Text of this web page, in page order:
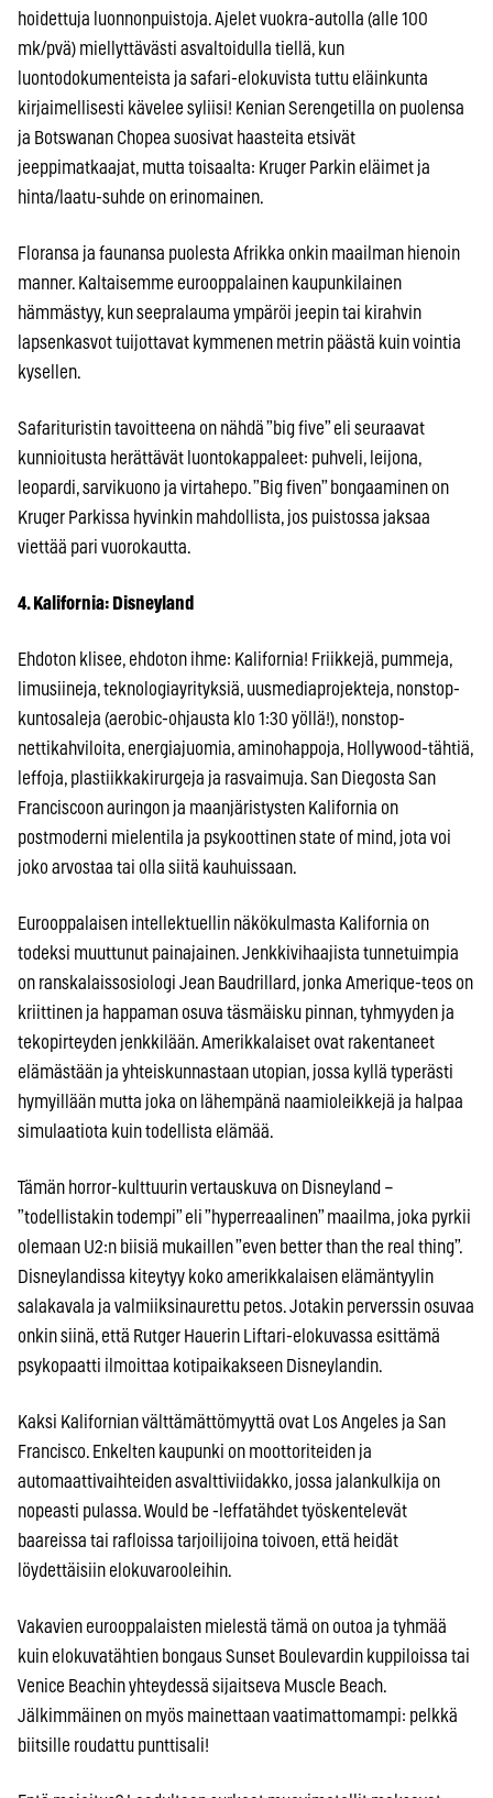
hoidettuja luonnonpuistoja. Ajelet vuokra-autolla (alle 100
mk/pvä) miellyttävästi asvaltoidulla tiellä, kun
luontodokumenteista ja safari-elokuvista tuttu eläinkunta
kirjaimellisesti kävelee syliisi! Kenian Serengetilla on puolensa
ja Botswanan Chopea suosivat haasteita etsivät
jeeppimatkaajat, mutta toisaalta: Kruger Parkin eläimet ja
hinta/laatu-suhde on erinomainen.
Floransa ja faunansa puolesta Afrikka onkin maailman hienoin
manner. Kaltaisemme eurooppalainen kaupunkilainen
hämmästyy, kun seepralauma ympäröi jeepin tai kirahvin
lapsenkasvot tuijottavat kymmenen metrin päästä kuin vointia
kysellen.
Safarituristin tavoitteena on nähdä ”big five” eli seuraavat
kunnioitusta herättävät luontokappaleet: puhveli, leijona,
leopardi, sarvikuono ja virtahepo. ”Big fiven” bongaaminen on
Kruger Parkissa hyvinkin mahdollista, jos puistossa jaksaa
viettää pari vuorokautta.
4. Kalifornia: Disneyland
Ehdoton klisee, ehdoton ihme: Kalifornia! Friikkejä, pummeja,
limusiineja, teknologiayrityksiä, uusmediaprojekteja, nonstop-
kuntosaleja (aerobic-ohjausta klo 1:30 yöllä!), nonstop-
nettikahviloita, energiajuomia, aminohappoja, Hollywood-tähtiä,
leffoja, plastiikkakirurgeja ja rasvaimuja. San Diegosta San
Franciscoon auringon ja maanjäristysten Kalifornia on
postmoderni mielentila ja psykoottinen state of mind, jota voi
joko arvostaa tai olla siitä kauhuissaan.
Eurooppalaisen intellektuellin näkökulmasta Kalifornia on
todeksi muuttunut painajainen. Jenkkivihaajista tunnetuimpia
on ranskalaissosiologi Jean Baudrillard, jonka Amerique-teos on
kriittinen ja happaman osuva täsmäisku pinnan, tyhmyyden ja
tekopirteyden jenkkilään. Amerikkalaiset ovat rakentaneet
elämästään ja yhteiskunnastaan utopian, jossa kyllä typerästi
hymyillään mutta joka on lähempänä naamioleikkejä ja halpaa
simulaatiota kuin todellista elämää.
Tämän horror-kulttuurin vertauskuva on Disneyland –
”todellistakin todempi” eli ”hyperreaalinen” maailma, joka pyrkii
olemaan U2:n biisiä mukaillen ”even better than the real thing”.
Disneylandissa kiteytyy koko amerikkalaisen elämäntyylin
salakavala ja valmiiksinaurettu petos. Jotakin perverssin osuvaa
onkin siinä, että Rutger Hauerin Liftari-elokuvassa esittämä
psykopaatti ilmoittaa kotipaikakseen Disneylandin.
Kaksi Kalifornian välttämättömyyttä ovat Los Angeles ja San
Francisco. Enkelten kaupunki on moottoriteiden ja
automaattivaihteiden asvalttiviidakko, jossa jalankulkija on
nopeasti pulassa. Would be -leffatähdet työskentelevät
baareissa tai rafloissa tarjoilijoina toivoen, että heidät
löydettäisiin elokuvarooleihin.
Vakavien eurooppalaisten mielestä tämä on outoa ja tyhmää
kuin elokuvatähtien bongaus Sunset Boulevardin kuppiloissa tai
Venice Beachin yhteydessä sijaitseva Muscle Beach.
Jälkimmäinen on myös mainettaan vaatimattomampi: pelkkä
biitsille roudattu punttisali!